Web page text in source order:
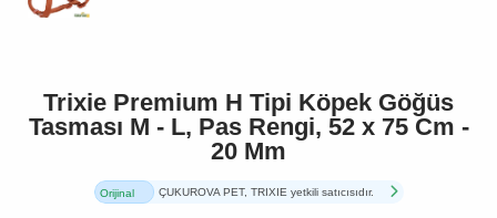
Trixie Premium H Tipi Köpek Göğüs
Tasması M - L, Pas Rengi, 52 x 75 Cm -
20 Mm
Orijinal
ÇUKUROVA PET, TRIXIE yetkili satıcısıdır.